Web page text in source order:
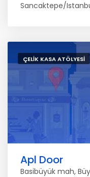
Sancaktepe/
ÇELIK KASA ATÖLYESI
Apl Door
Basibüyük mah,